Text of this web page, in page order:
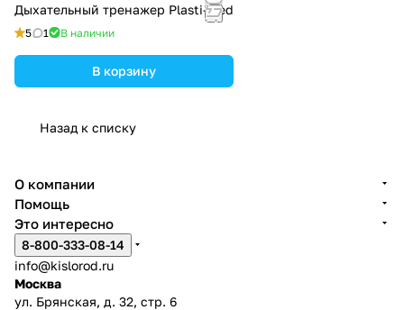
Дыхательный тренажер Plasti-Med
5 1 В наличии
В корзину
Назад к списку
О компании
Помощь
Это интересно
8-800-333-08-14
info@kislorod.ru
Москва
ул. Брянская, д. 32, стр. 6